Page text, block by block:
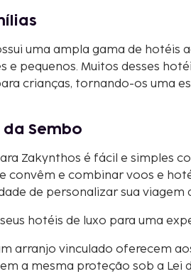
uma ampla gama de hotéis
e pequenos. Muitos desses
crianças, tornando-os uma
Sembo
Zakynthos é fácil e simples
convêm e combinar voos e
de personalizar sua viagem
hotéis de luxo para uma
arranjo vinculado oferecem
a mesma proteção sob a Lei